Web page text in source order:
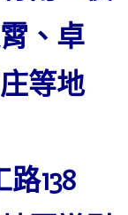
、卓
等地
138